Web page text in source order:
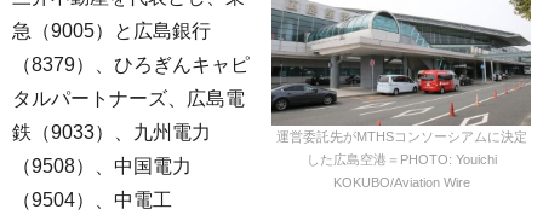
運営委託先がMTHSコンソーシアムに決定
した広島空港＝PHOTO: Youichi
KOKUBO/Aviation Wire
急（9005）と広島銀行
（8379）、ひろぎんキャピ
タルパートナーズ、広島電
鉄（9033）、九州電力
（9508）、中国電力
（9504）、中電工